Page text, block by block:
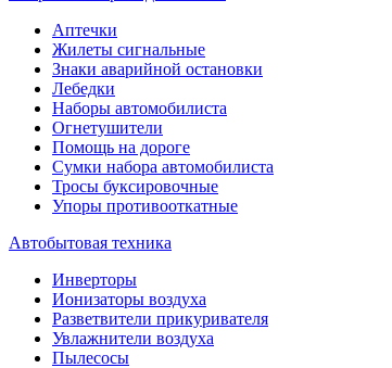
Аптечки
Жилеты сигнальные
Знаки аварийной остановки
Лебедки
Наборы автомобилиста
Огнетушители
Помощь на дороге
Сумки набора автомобилиста
Тросы буксировочные
Упоры противооткатные
Автобытовая техника
Инверторы
Ионизаторы воздуха
Разветвители прикуривателя
Увлажнители воздуха
Пылесосы